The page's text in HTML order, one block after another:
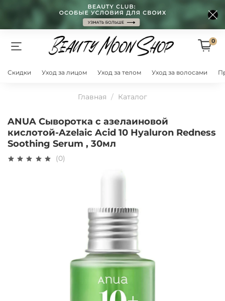
0
Скидки Уход за лицом Уход за телом Уход за волосами
Главная Каталог
ANUA Сыворотка с азелаиновой
кислотой-Azelaic Acid 10 Hyaluron Redness
Soothing Serum , 30мл
(0)